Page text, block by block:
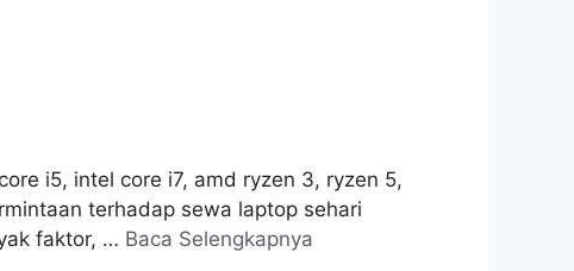
i5, intel core i7, amd ryzen 3, ryzen 5,
terhadap sewa laptop sehari
faktor, … Baca Selengkapnya